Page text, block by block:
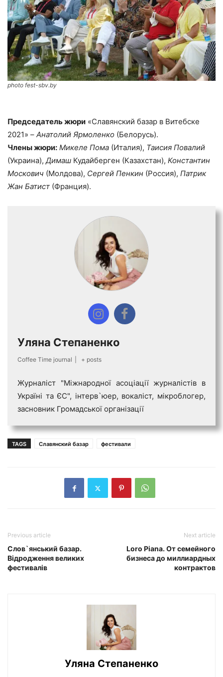
photo fest-sbv.by
Председатель жюри «Славянский базар в Витебске
2021» – Анатолий Ярмоленко (Белорусь).
Члены жюри: Микеле Пома (Италия), Таисия Повалий
(Украина),Димаш Кудайберген (Казахстан), Константин
Москович (Молдова), Сергей Пенкин (Россия), Патрик
Жан Батист (Франция).
Уляна Степаненко
Coffee Time journal + posts
Журналіст "Міжнародної асоціації журналістів в
Україні та ЄС", інтерв`юер, вокаліст, мікроблогер,
засновник Громадської організації
TAGS Славянский базар фестивали
Previous article
Слов`янський базар.
Відродження великих
фестивалів
Next article
Loro Piana. От семейного
бизнеса до миллиардных
контрактов
Уляна Степаненко